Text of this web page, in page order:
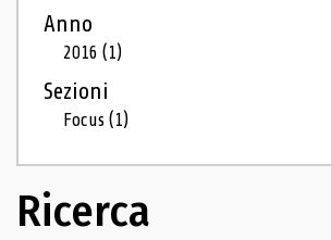
Anno
2016(1)
Sezioni
Focus(1)
Ricerca